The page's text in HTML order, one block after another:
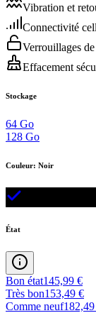
Vibration et
Connectivité
Verrouillages
Effacement
Stockage
64 Go
128 Go
Couleur: Noir
État
Bon état145,99 €
Très bon153,49 €
Comme neuf